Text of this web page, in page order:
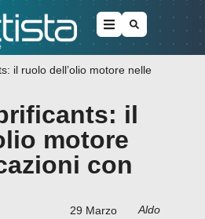
il ruolo dell’olio motore nelle
il
motore
con
29 Marzo
Aldo